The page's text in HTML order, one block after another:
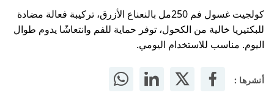
كولجيت غسول فم 250مل بالنعناع الأزرق، تركيبة فعالة مضادة
للبكتيريا خالية من الكحول، توفر حماية للفم وانتعاشًا يدوم طوال
اليوم. مناسب للاستخدام اليومي.
أنشرها :